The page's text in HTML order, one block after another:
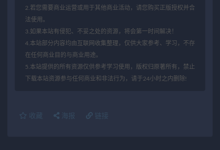
2.若您需要商业运营或用于其他商业活动，请您购买正版授权并合
法使用。
3.如果本站有侵犯、不妥之处的资源，将会第一时间解决！
4.本站部分内容均由互联网收集整理，仅供大家参考、学习，不存
在任何商业目的与商业用途。
5.本站提供的所有资源仅供参考学习使用，版权归原著所有，禁止
下载本站资源参与任何商业和非法行为，请于24小时之内删除!
收藏 海报 链接